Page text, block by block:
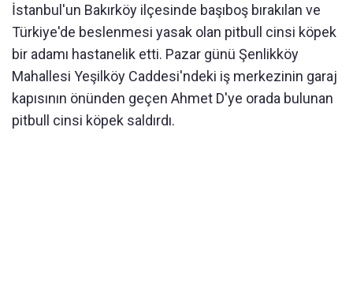
İstanbul'un Bakırköy ilçesinde başıboş bırakılan ve
Türkiye'de beslenmesi yasak olan pitbull cinsi köpek
bir adamı hastanelik etti. Pazar günü Şenlikköy
Mahallesi Yeşilköy Caddesi'ndeki iş merkezinin garaj
kapısının önünden geçen Ahmet D'ye orada bulunan
pitbull cinsi köpek saldırdı.